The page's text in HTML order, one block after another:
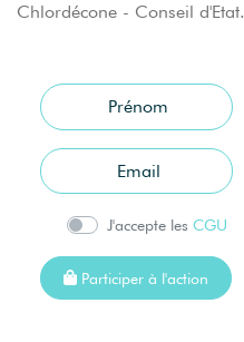
Chlordécone - Conseil d'Etat.
J'accepte les CGU
Participer à l'action